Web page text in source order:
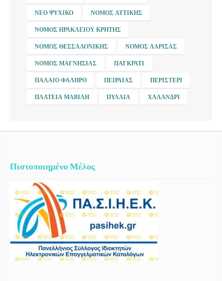
ΝΈΟ ΨΥΧΙΚΌ ΝΟΜΌΣ ΑΤΤΙΚΉΣ
ΝΟΜΌΣ ΗΡΑΚΛΕΊΟΥ ΚΡΉΤΗΣ
ΝΟΜΌΣ ΘΕΣΣΑΛΟΝΊΚΗΣ ΝΟΜΌΣ ΛΆΡΙΣΑΣ
ΝΟΜΌΣ ΜΑΓΝΗΣΊΑΣ ΠΑΓΚΡΆΤΙ
ΠΑΛΑΙΌ ΦΆΛΗΡΟ ΠΕΙΡΑΙΆΣ ΠΕΡΙΣΤΈΡΙ
ΠΛΑΤΕΊΑ ΜΑΒΊΛΗ ΠΥΛΑΊΑ ΧΑΛΆΝΔΡΙ
Πιστοποιημένο Μέλος